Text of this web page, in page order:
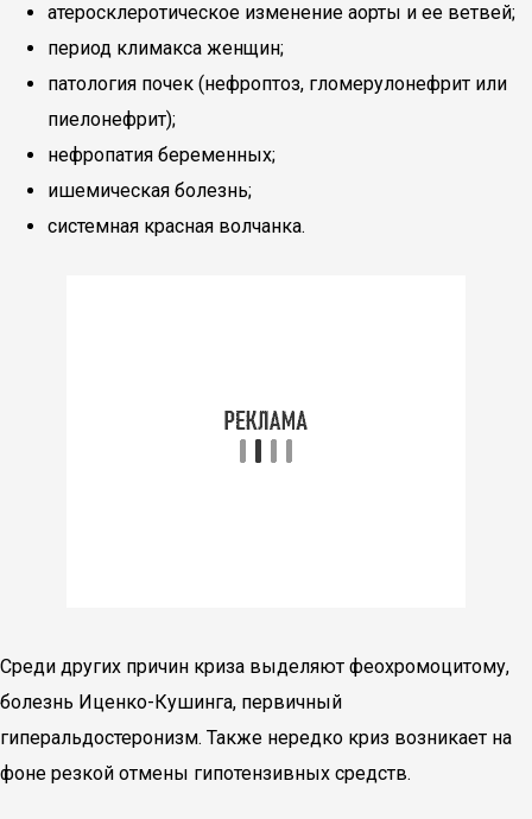
атеросклеротическое изменение аорты и ее ветвей;
период климакса женщин;
патология почек (нефроптоз, гломерулонефрит или
пиелонефрит);
нефропатия беременных;
ишемическая болезнь;
системная красная волчанка.
Среди других причин криза выделяют феохромоцитому,
болезнь Иценко-Кушинга, первичный
гиперальдостеронизм. Также нередко криз возникает на
фоне резкой отмены гипотензивных средств.